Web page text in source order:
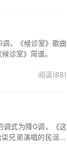
，《候诊室》歌曲
诊室》简谱。
阅读(88)
式为降G调，《这
兄弟演唱的民谣歌